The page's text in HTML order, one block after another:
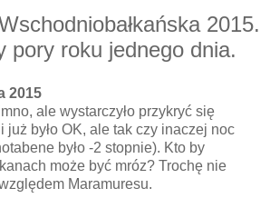
2015.
pory roku jednego dnia.
2015
ale wystarczyło przykryć się
już było OK, ale tak czy inaczej noc
było -2 stopnie). Kto by
może być mróz? Trochę nie
Maramuresu.